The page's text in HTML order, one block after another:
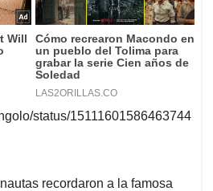
status/15111601586463744
recordaron a la famosa